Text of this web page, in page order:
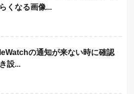
くなる画像...
の通知が来ない時に確認
設...